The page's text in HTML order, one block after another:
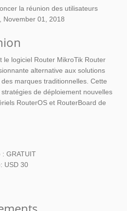
la réunion des utilisateurs
November 01, 2018
le logiciel Router MikroTik Router
alternative aux solutions
marques traditionnelles. Cette
de déploiement nouvelles
RouterOS et RouterBoard de
: GRATUIT
USD 30